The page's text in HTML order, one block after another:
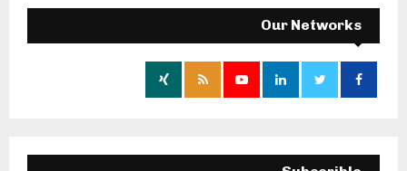
f
o
E
A
H
Our Networks